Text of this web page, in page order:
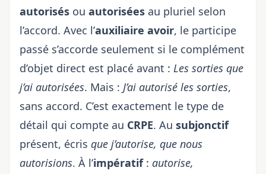
autorisés ou autorisées au pluriel selon
l’accord. Avec l’auxiliaire avoir, le participe
passé s’accorde seulement si le complément
d’objet direct est placé avant : Les sorties que
j’ai autorisées. Mais : J’ai autorisé les sorties,
sans accord. C’est exactement le type de
détail qui compte au CRPE. Au subjonctif
présent, écris que j’autorise, que nous
autorisions. À l’impératif: autorise,